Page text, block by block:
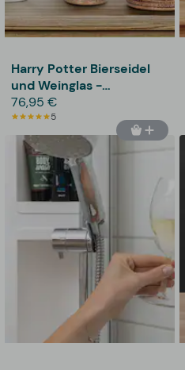
Harry Potter Bierseidel
und Weinglas -
Gryffindor
76,95 €
5